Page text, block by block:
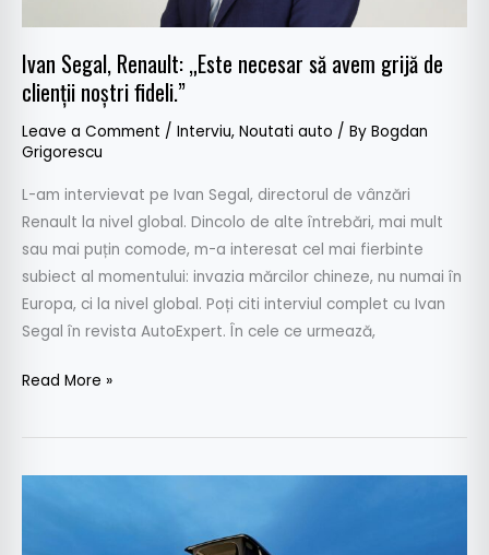
Ivan Segal, Renault: „Este necesar să avem grijă de
clienții noștri fideli.”
Leave a Comment / Interviu, Noutati auto / By Bogdan
Grigorescu
L-am intervievat pe Ivan Segal, directorul de vânzări
Renault la nivel global. Dincolo de alte întrebări, mai mult
sau mai puțin comode, m-a interesat cel mai fierbinte
subiect al momentului: invazia mărcilor chineze, nu numai în
Europa, ci la nivel global. Poți citi interviul complet cu Ivan
Segal în revista AutoExpert. În cele ce urmează,
clienții
noștri
fideli.”
Read More »